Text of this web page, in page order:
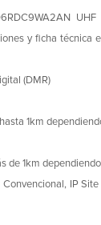
y ficha técnica
(DMR)
1km
de 1km
IP